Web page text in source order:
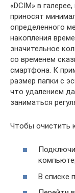
«DCIM» в
приносят
определенного
накопления
значительное
со временем
смартфона. К
размер папки с
что удалением
заниматься
Чтобы очистить
В списке